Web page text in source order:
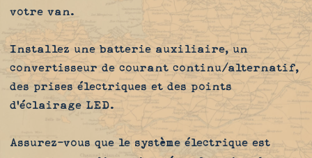
votre van.
Installez une batterie auxiliaire, un
convertisseur de courant continu/alternatif,
des prises électriques et des points
d'éclairage LED.
Assurez-vous que le système électrique est